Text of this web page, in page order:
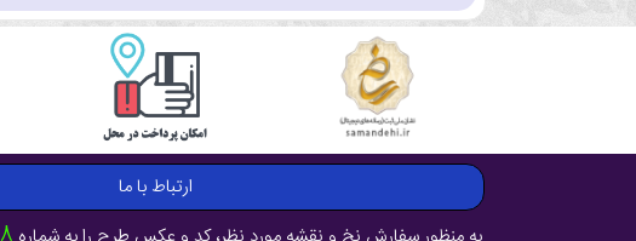
ارتباط با ما